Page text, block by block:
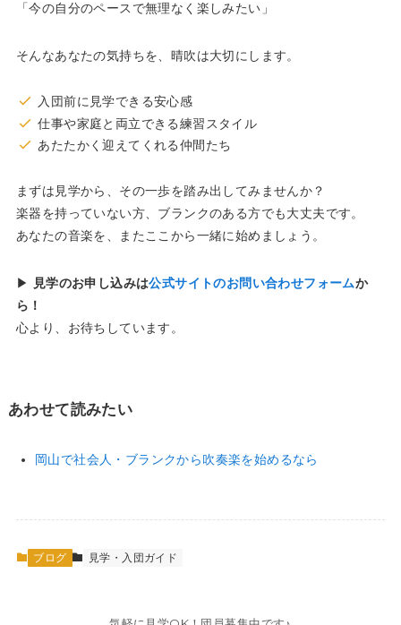
「今の自分のペースで無理なく楽しみたい」
そんなあなたの気持ちを、晴吹は大切にします。
入団前に見学できる安心感
仕事や家庭と両立できる練習スタイル
あたたかく迎えてくれる仲間たち
まずは見学から、その一歩を踏み出してみませんか？
楽器を持っていない方、ブランクのある方でも大丈夫です。
あなたの音楽を、またここから一緒に始めましょう。
▶︎ 見学のお申し込みは公式サイトのお問い合わせフォームか
ら！
心より、お待ちしています。
あわせて読みたい
岡山で社会人・ブランクから吹奏楽を始めるなら
ブログ 見学・入団ガイド